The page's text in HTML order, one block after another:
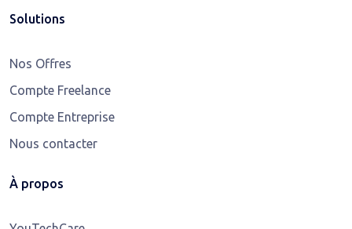
Solutions
Nos Offres
Compte Freelance
Compte Entreprise
Nous contacter
À propos